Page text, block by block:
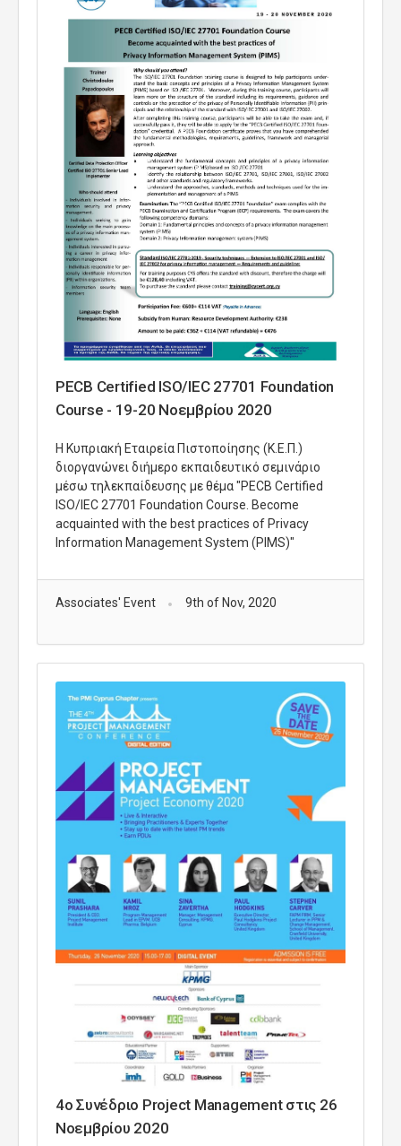
PECB Certified ISO/IEC 27701 Foundation
Course - 19-20 Νοεμβρίου 2020
Η Κυπριακή Εταιρεία Πιστοποίησης (Κ.Ε.Π.)
διοργανώνει διήμερο εκπαιδευτικό σεμινάριο
μέσω τηλεκπαίδευσης με θέμα "PECB Certified
ISO/IEC 27701 Foundation Course. Become
acquainted with the best practices of Privacy
Information Management System (PIMS)"
Associates' Event 9th of Nov, 2020
4ο Συνέδριο Project Management στις 26
Νοεμβρίου 2020